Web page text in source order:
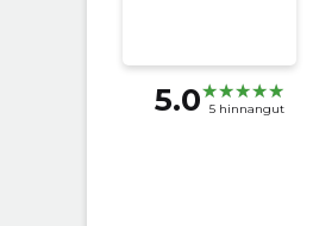
5.0 5 hinnangut